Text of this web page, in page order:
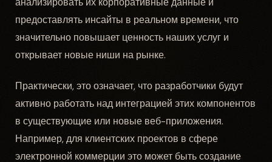
предоставлять инсайты в реальном времени, что
значительно повышает ценность наших услуг и
открывает новые ниши на рынке.
Практически, это означает, что разработчики будут
активно работать над интеграцией этих компонентов
в существующие или новые веб-приложения.
Например, для клиентских проектов в сфере
электронной коммерции это может быть создание